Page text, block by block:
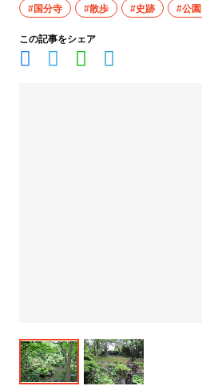
#国分寺 #散歩 #史跡 #公園
この記事をシェア